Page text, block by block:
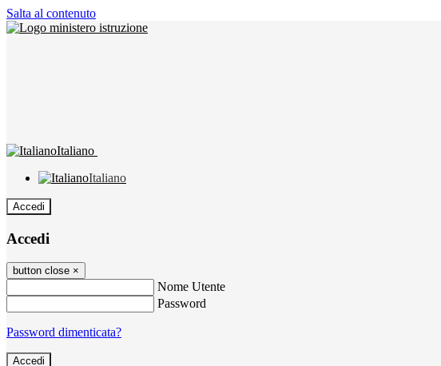
Salta al contenuto
Italiano
Italiano
Accedi
Accedi
button close ×
Nome Utente
Password
Password dimenticata?